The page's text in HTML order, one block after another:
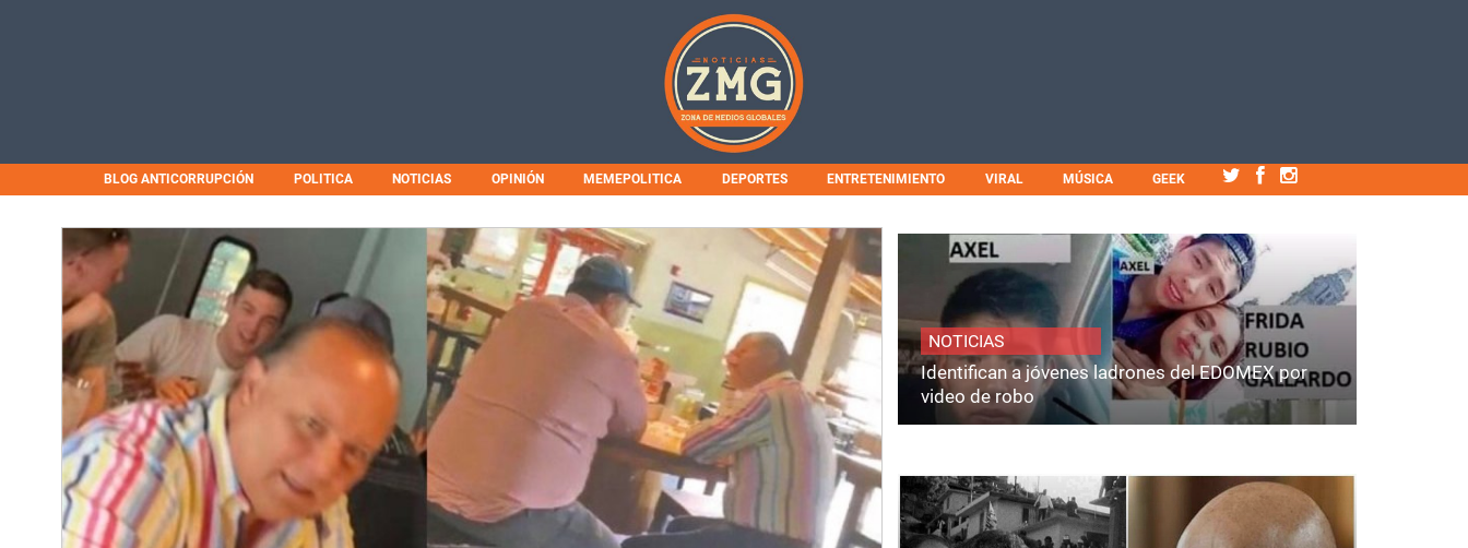
BLOG ANTICORRUPCIÓN POLITICA NOTICIAS OPINIÓN MEMEPOLITICA DEPORTES ENTRETENIMIENTO VIRAL MÚSICA GEEK
NOTICIAS
Identifican a jóvenes ladrones del EDOMEX por
video de robo